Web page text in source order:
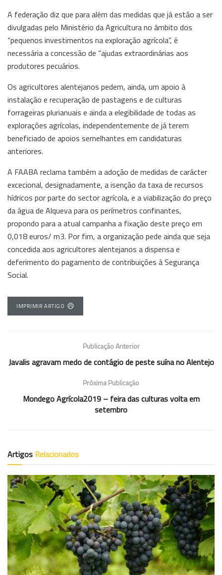
A federação diz que para além das medidas que já estão a ser
divulgadas pelo Ministério da Agricultura no âmbito dos
“pequenos investimentos na exploração agrícola”, é
necessária a concessão de “ajudas extraordinárias aos
produtores pecuários.
Os agricultores alentejanos pedem, ainda, um apoio à
instalação e recuperação de pastagens e de culturas
forrageiras plurianuais e ainda a elegibilidade de todas as
explorações agrícolas, independentemente de já terem
beneficiado de apoios semelhantes em candidaturas
anteriores.
A FAABA reclama também a adoção de medidas de carácter
excecional, designadamente, a isenção da taxa de recursos
hídricos por parte do sector agrícola, e a viabilização do preço
da água de Alqueva para os perímetros confinantes,
propondo para a atual campanha a fixação deste preço em
0,018 euros/ m3. Por fim, a organização pede ainda que seja
concedida aos agricultores alentejanos a dispensa e
deferimento do pagamento de contribuições à Segurança
Social.
IMPRIMIR ARTIGO
Publicação Anterior
Javalis agravam medo de contágio de peste suína no Alentejo
Próxima Publicação
Mondego Agrícola2019 – feira das culturas volta em
setembro
Artigos Relacionados